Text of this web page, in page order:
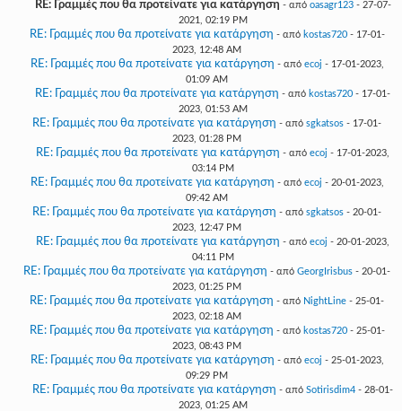
RE: Γραμμές που θα προτείνατε για κατάργηση - από oasagr123- 27-07-
2021, 02:19 PM
RE: Γραμμές που θα προτείνατε για κατάργηση - από kostas720- 17-01-
2023, 12:48 AM
RE: Γραμμές που θα προτείνατε για κατάργηση - από ecoj - 17-01-2023,
01:09 AM
RE: Γραμμές που θα προτείνατε για κατάργηση - από kostas720 - 17-01-
2023, 01:53 AM
RE: Γραμμές που θα προτείνατε για κατάργηση - από sgkatsos - 17-01-
2023, 01:28 PM
RE: Γραμμές που θα προτείνατε για κατάργηση - από ecoj - 17-01-2023,
03:14 PM
RE: Γραμμές που θα προτείνατε για κατάργηση - από ecoj - 20-01-2023,
09:42 AM
RE: Γραμμές που θα προτείνατε για κατάργηση - από sgkatsos - 20-01-
2023, 12:47 PM
RE: Γραμμές που θα προτείνατε για κατάργηση - από ecoj - 20-01-2023,
04:11 PM
RE: Γραμμές που θα προτείνατε για κατάργηση - από GeorgIrisbus - 20-01-
2023, 01:25 PM
RE: Γραμμές που θα προτείνατε για κατάργηση - από NightLine - 25-01-
2023, 02:18 AM
RE: Γραμμές που θα προτείνατε για κατάργηση - από kostas720- 25-01-
2023, 08:43 PM
RE: Γραμμές που θα προτείνατε για κατάργηση - από ecoj - 25-01-2023,
09:29 PM
RE: Γραμμές που θα προτείνατε για κατάργηση - από Sotirisdim4 - 28-01-
2023, 01:25 AM